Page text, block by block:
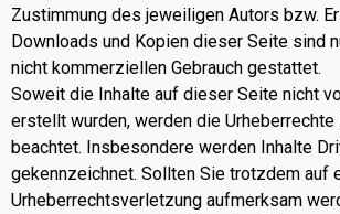
Zustimmung des jeweiligen Autors bzw.
Downloads und Kopien dieser Seite sind
nicht kommerziellen Gebrauch gestattet.
Soweit die Inhalte auf dieser Seite nicht
erstellt wurden, werden die Urheberrechte
beachtet. Insbesondere werden Inhalte
gekennzeichnet. Sollten Sie trotzdem auf
Urheberrechtsverletzung aufmerksam